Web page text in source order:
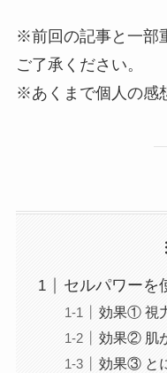
※前回の記事と一部
ご了承ください。
※あくまで個人の感
セルパワーを
効果① 視
効果② 肌
効果③ と